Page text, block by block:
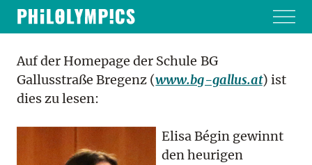
Auf der Homepage der Schule BG
Gallusstraße Bregenz (www.bg-gallus.at) ist
dies zu lesen:
Elisa Bégin gewinnt
den heurigen